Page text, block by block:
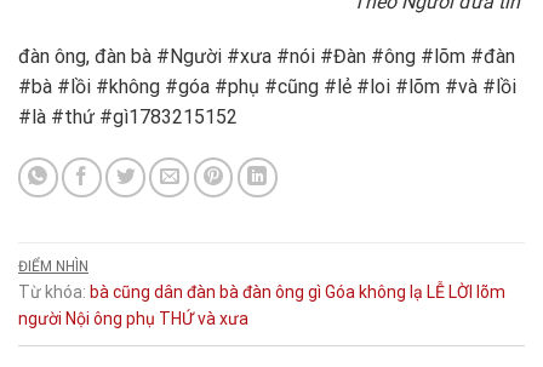
đàn ông, đàn bà #Người #xưa #nói #Đàn #ông #lõm #đàn
#bà #lồi #không #góa #phụ #cũng #lẻ #loi #lõm #và #lồi
#là #thứ #gì1783215152
ĐIỂM NHÌN
Từ khóa: bàcũng dân đàn bàđàn ông gì Góa không lạ LỄ LỜI lõm
người Nội ông phụ THỨvàxưa